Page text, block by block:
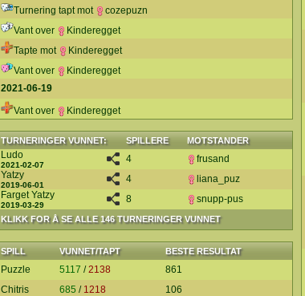
Turnering tapt mot
cozepuzn
Vant over
Kinderegget
Tapte mot
Kinderegget
Vant over
Kinderegget
2021-06-19
Vant over
Kinderegget
TURNERINGER VUNNET: SPILLERE MOTSTANDER
KLIKK FOR Å SE ALLE 146 TURNERINGER VUNNET
Ludo
2021-02-07
4
frusand
Yatzy
2019-06-01
4
liana_puz
Farget Yatzy
2019-03-29
8 snupp-pus
SPILL VUNNET/TAPT BESTE RESULTAT
Puzzle 5117 /2138
861
Chitris
685 / 1218
106